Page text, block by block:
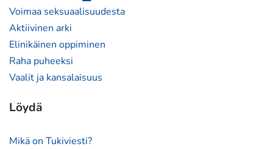
uuteen
Voimaa seksuaalisuudesta
Aktiivinen arki
Elinikäinen oppiminen
Raha puheeksi
Vaalit ja kansalaisuus
Löydä
Mikä on Tukiviesti?